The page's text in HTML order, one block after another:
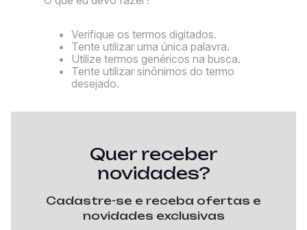
Verifique os termos digitados.
Tente utilizar uma única palavra.
Utilize termos genéricos na busca.
Tente utilizar sinônimos do termo
desejado.
Quer receber
novidades?
Cadastre-se e receba ofertas e
novidades exclusivas